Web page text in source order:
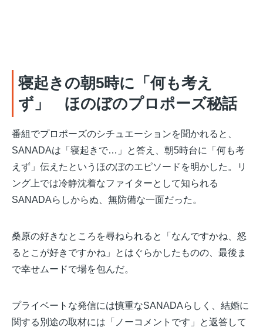
寝起きの朝5時に「何も考え
ず」 ほのぼのプロポーズ秘話
番組でプロポーズのシチュエーションを聞かれると、
SANADAは「寝起きで…」と答え、朝5時台に「何も考
えず」伝えたというほのぼのエピソードを明かした。リ
ング上では冷静沈着なファイターとして知られる
SANADAらしからぬ、無防備な一面だった。
桑原の好きなところを尋ねられると「なんですかね、怒
るとこが好きですかね」とはぐらかしたものの、最後ま
で幸せムードで場を包んだ。
プライベートな発信には慎重なSANADAらしく、結婚に
関する別途の取材には「ノーコメントです」と返答して